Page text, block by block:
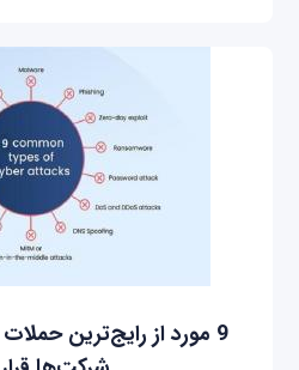
9 مورد از رایج‌ترین